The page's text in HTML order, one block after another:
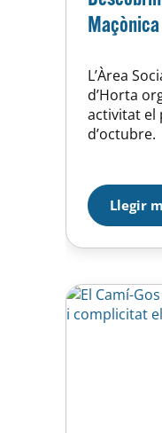
Maçònica
L’Àrea
d’Horta
activitat el
escrit
reunions
curiositat
casa
Llegir